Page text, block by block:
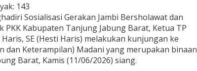
143
Sosialisasi Gerakan Jambi Bersholawat dan
PKK Kabupaten Tanjung Jabung Barat, Ketua TP
SE (Hesti Haris) melakukan kunjungan ke
dan Keterampilan) Madani yang merupakan binaan
Barat, Kamis (11/06/2026) siang.